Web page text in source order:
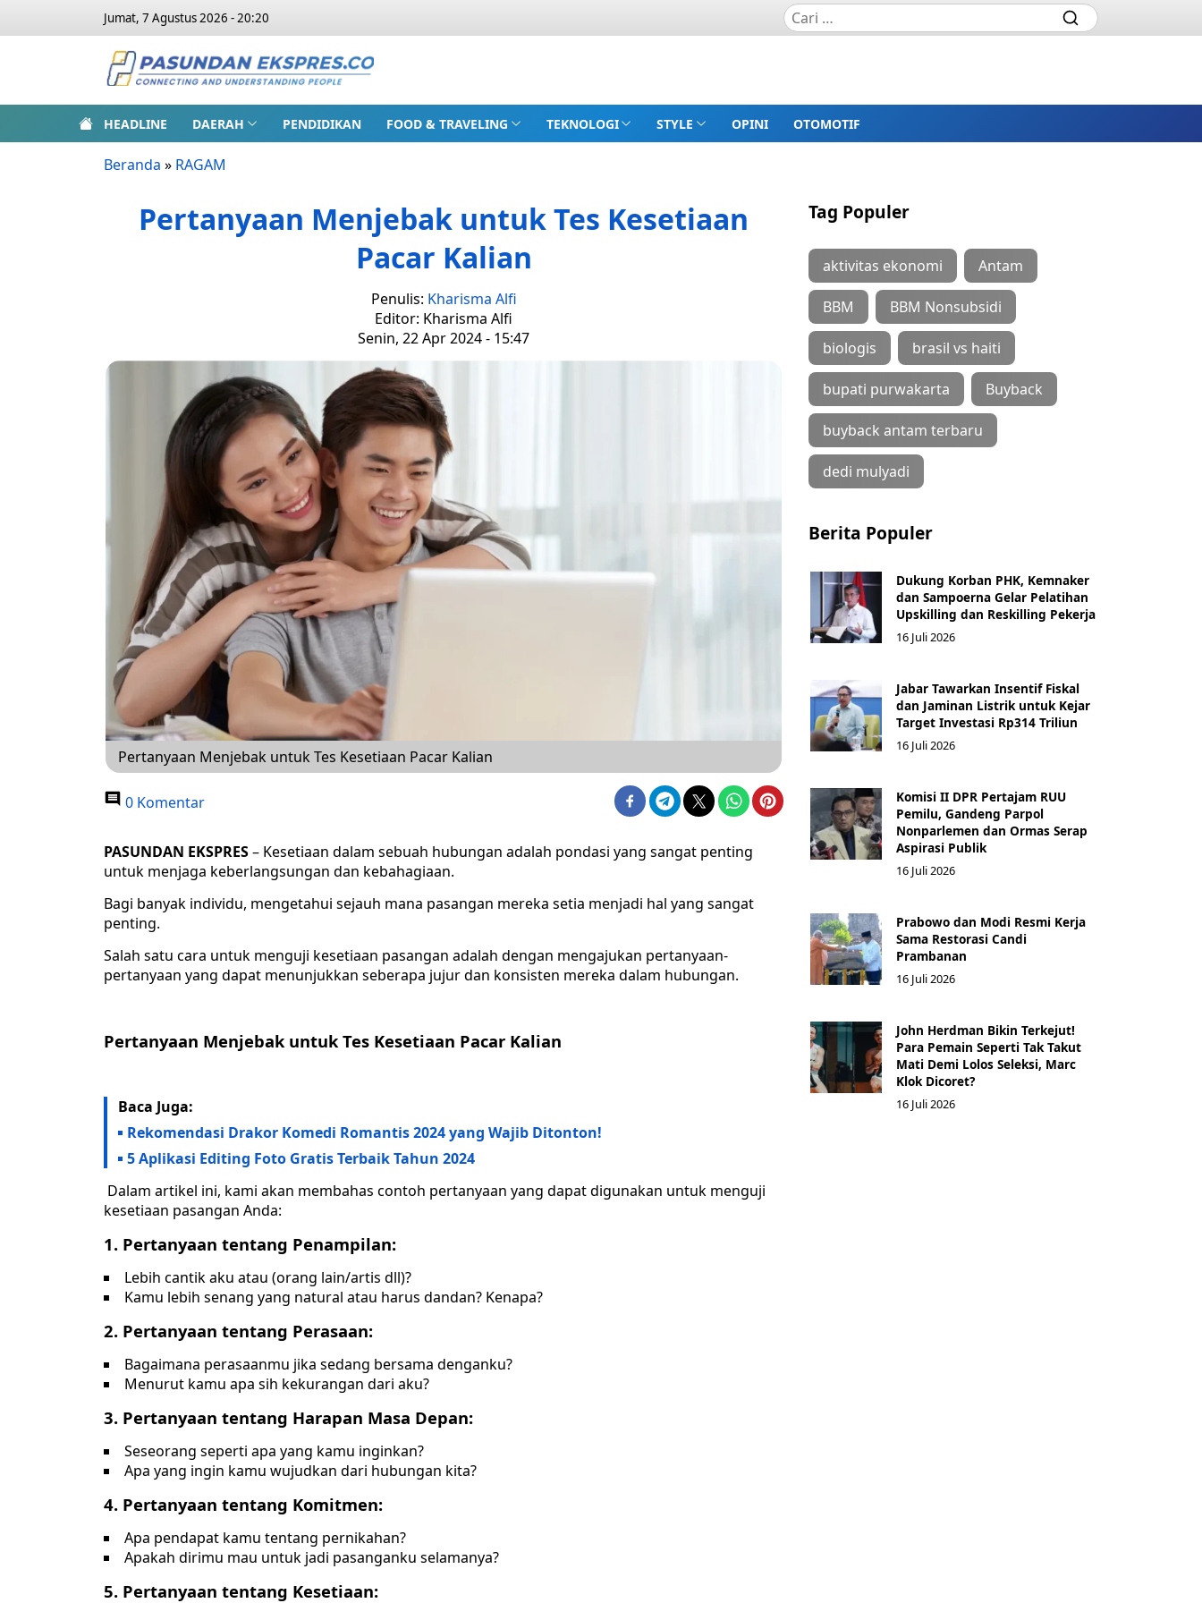
Jumat, 7 Agustus 2026 - 20:20
HEADLINE DAERAH PENDIDIKAN FOOD & TRAVELING TEKNOLOGI STYLE OPINI OTOMOTIF
Beranda » RAGAM
Pertanyaan Menjebak untuk Tes Kesetiaan
Pacar Kalian
Penulis: Kharisma Alfi
Editor: Kharisma Alfi
Senin, 22 Apr 2024 - 15:47
Pertanyaan Menjebak untuk Tes Kesetiaan Pacar Kalian
0 Komentar
PASUNDAN EKSPRES– Kesetiaan dalam sebuah hubungan adalah pondasi yang sangat penting
untuk menjaga keberlangsungan dan kebahagiaan.
Bagi banyak individu, mengetahui sejauh mana pasangan mereka setia menjadi hal yang sangat
penting.
Salah satu cara untuk menguji kesetiaan pasangan adalah dengan mengajukan pertanyaan-
pertanyaan yang dapat menunjukkan seberapa jujur dan konsisten mereka dalam hubungan.
Pertanyaan Menjebak untuk Tes Kesetiaan Pacar Kalian
Baca Juga:
Rekomendasi Drakor Komedi Romantis 2024 yang Wajib Ditonton!
5 Aplikasi Editing Foto Gratis Terbaik Tahun 2024
Dalam artikel ini, kami akan membahas contoh pertanyaan yang dapat digunakan untuk menguji
kesetiaan pasangan Anda:
1. Pertanyaan tentang Penampilan:
Lebih cantik aku atau (orang lain/artis dll)?
Kamu lebih senang yang natural atau harus dandan? Kenapa?
2. Pertanyaan tentang Perasaan:
Bagaimana perasaanmu jika sedang bersama denganku?
Menurut kamu apa sih kekurangan dari aku?
3. Pertanyaan tentang Harapan Masa Depan:
Seseorang seperti apa yang kamu inginkan?
Apa yang ingin kamu wujudkan dari hubungan kita?
4. Pertanyaan tentang Komitmen:
Apa pendapat kamu tentang pernikahan?
Apakah dirimu mau untuk jadi pasanganku selamanya?
5. Pertanyaan tentang Kesetiaan:
Tag Populer
aktivitas ekonomi Antam
BBM BBM Nonsubsidi
biologis brasil vs haiti
bupati purwakarta Buyback
buyback antam terbaru
dedi mulyadi
Berita Populer
Dukung Korban PHK, Kemnaker
dan Sampoerna Gelar Pelatihan
Upskilling dan Reskilling Pekerja
16 Juli 2026
Jabar Tawarkan Insentif Fiskal
dan Jaminan Listrik untuk Kejar
Target Investasi Rp314 Triliun
16 Juli 2026
Komisi II DPR Pertajam RUU
Pemilu, Gandeng Parpol
Nonparlemen dan Ormas Serap
Aspirasi Publik
16 Juli 2026
Prabowo dan Modi Resmi Kerja
Sama Restorasi Candi
Prambanan
16 Juli 2026
John Herdman Bikin Terkejut!
Para Pemain Seperti Tak Takut
Mati Demi Lolos Seleksi, Marc
Klok Dicoret?
16 Juli 2026